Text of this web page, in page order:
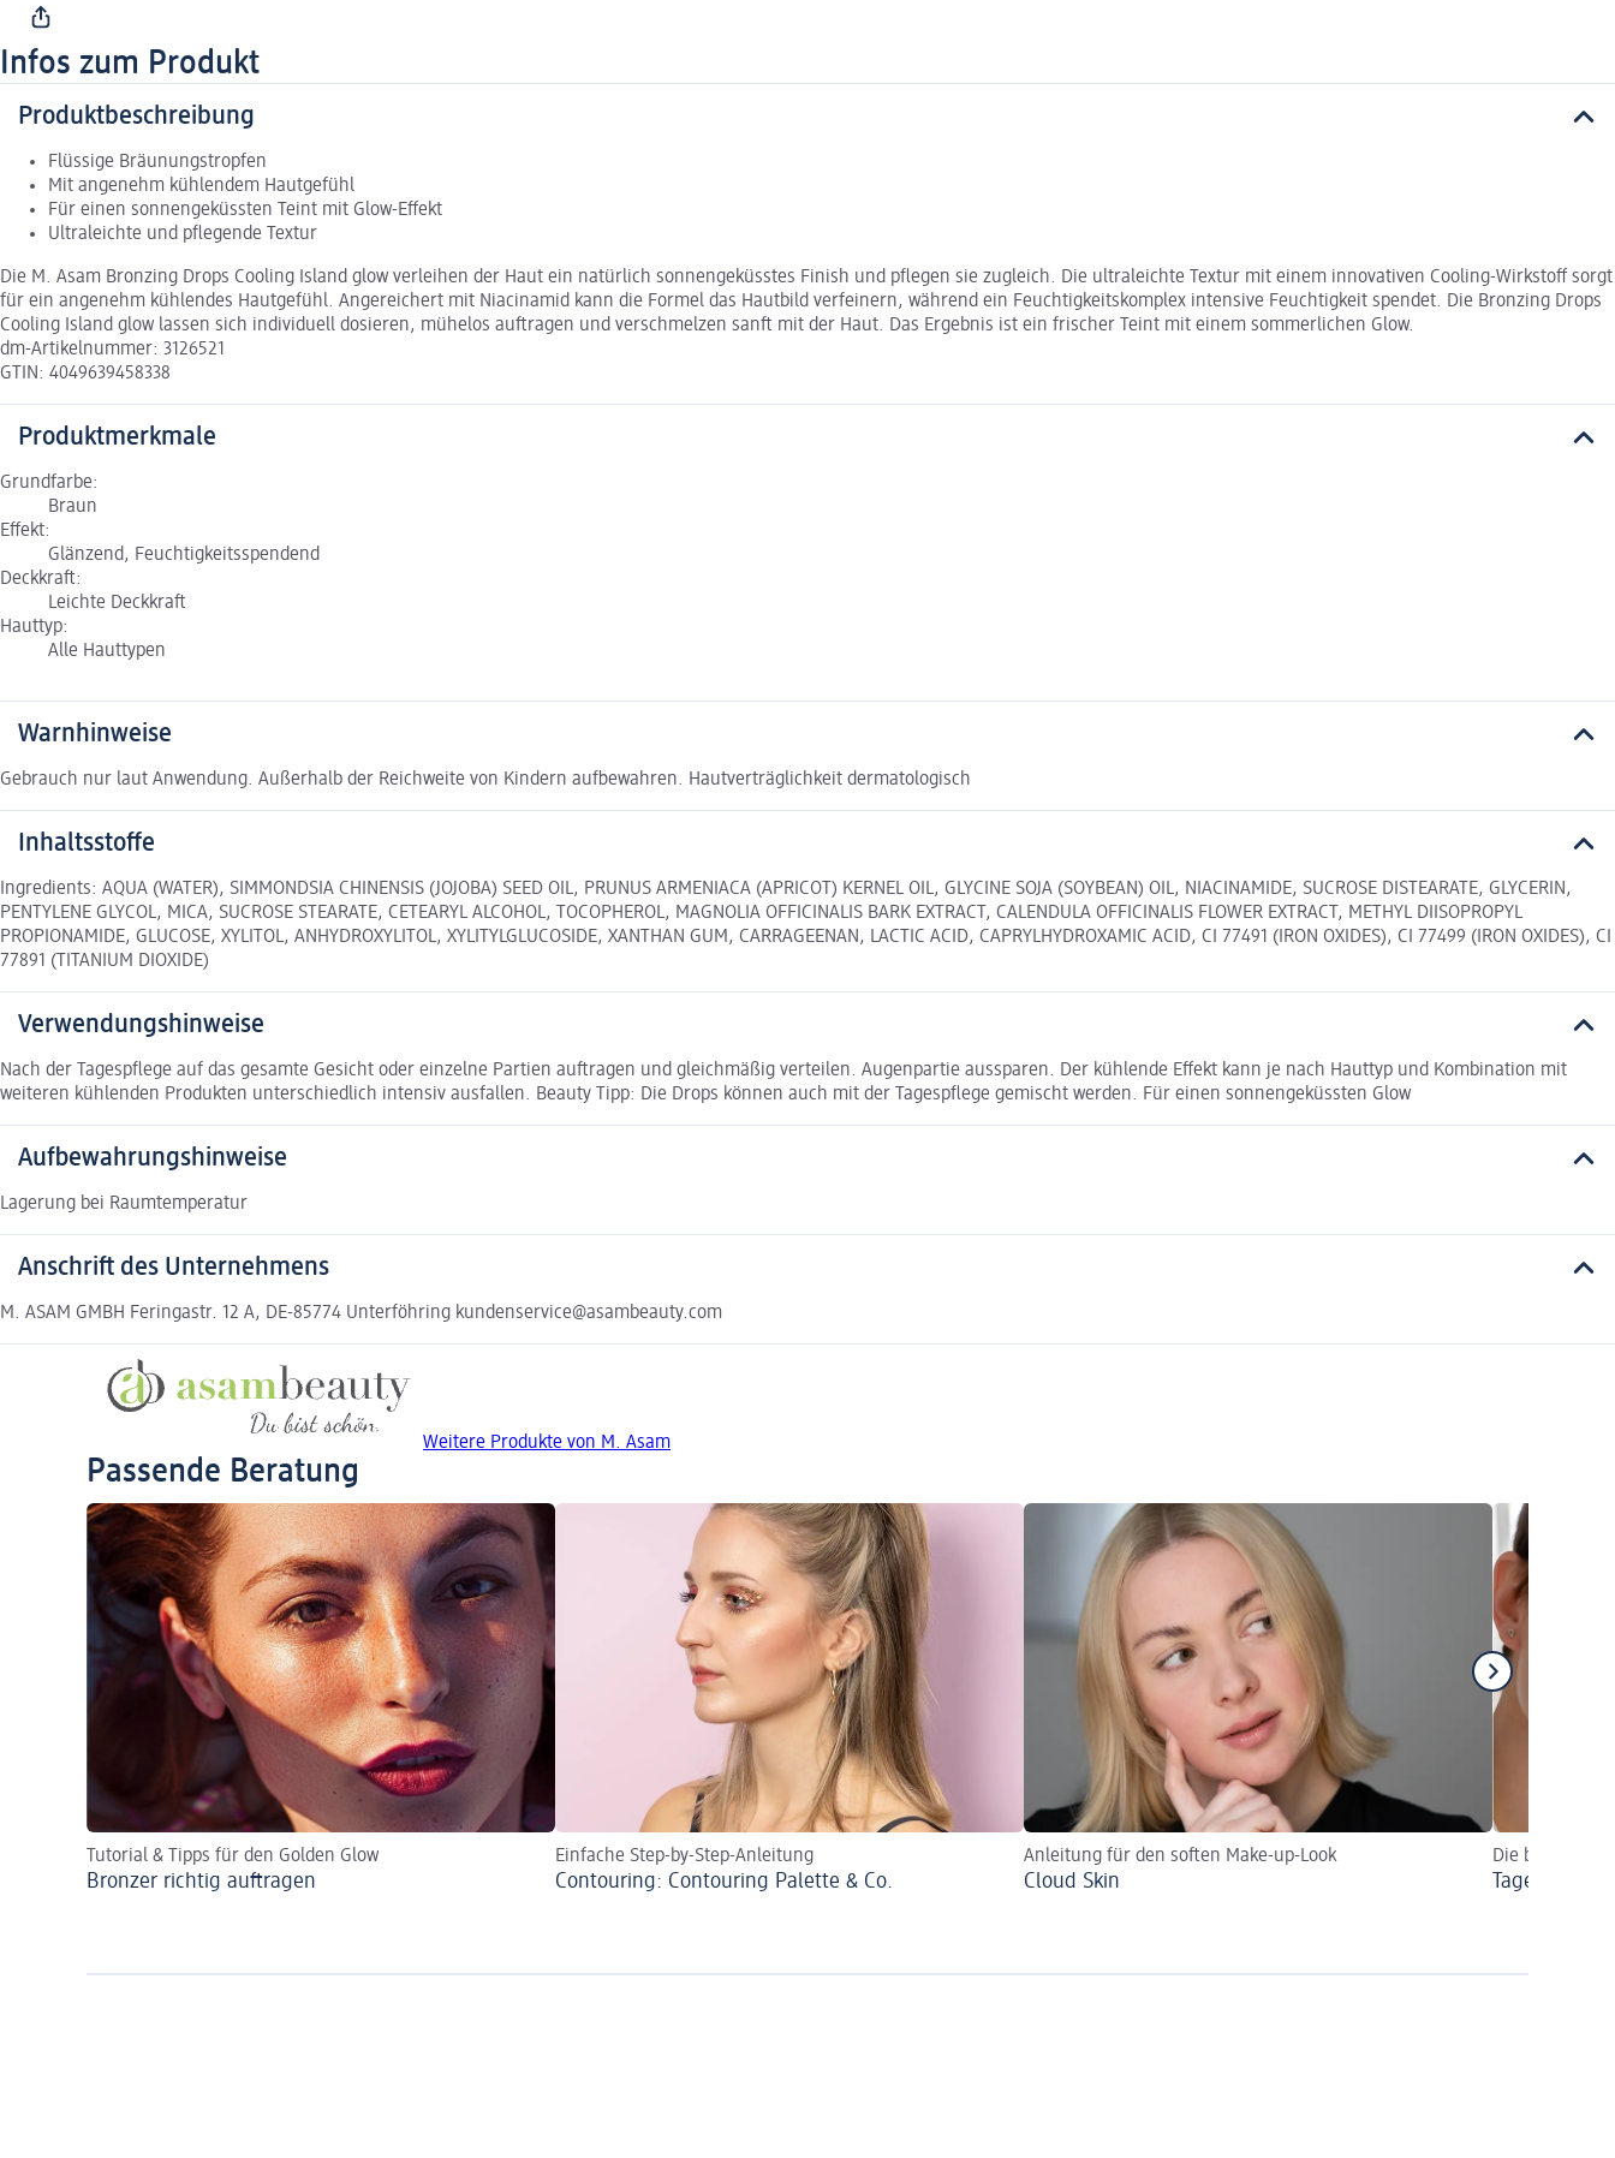
Infos zum Produkt
Produktbeschreibung
Flüssige Bräunungstropfen
Mit angenehm kühlendem Hautgefühl
Für einen sonnengeküssten Teint mit Glow-Effekt
Ultraleichte und pflegende Textur
Die M. Asam Bronzing Drops Cooling Island glow verleihen der Haut ein natürlich sonnengeküsstes Finish und pflegen sie zugleich. Die ultraleichte Textur mit einem innovativen Cooling-Wirkstoff sorgt
für ein angenehm kühlendes Hautgefühl. Angereichert mit Niacinamid kann die Formel das Hautbild verfeinern, während ein Feuchtigkeitskomplex intensive Feuchtigkeit spendet. Die Bronzing Drops
Cooling Island glow lassen sich individuell dosieren, mühelos auftragen und verschmelzen sanft mit der Haut. Das Ergebnis ist ein frischer Teint mit einem sommerlichen Glow.
dm-Artikelnummer: 3126521
GTIN: 4049639458338
Produktmerkmale
Grundfarbe:
Braun
Effekt:
Glänzend, Feuchtigkeitsspendend
Deckkraft:
Leichte Deckkraft
Hauttyp:
Alle Hauttypen
Warnhinweise
Gebrauch nur laut Anwendung. Außerhalb der Reichweite von Kindern aufbewahren. Hautverträglichkeit dermatologisch
Inhaltsstoffe
Ingredients: AQUA (WATER), SIMMONDSIA CHINENSIS (JOJOBA) SEED OIL, PRUNUS ARMENIACA (APRICOT) KERNEL OIL, GLYCINE SOJA (SOYBEAN) OIL, NIACINAMIDE, SUCROSE DISTEARATE, GLYCERIN,
PENTYLENE GLYCOL, MICA, SUCROSE STEARATE, CETEARYL ALCOHOL, TOCOPHEROL, MAGNOLIA OFFICINALIS BARK EXTRACT, CALENDULA OFFICINALIS FLOWER EXTRACT, METHYL DIISOPROPYL
PROPIONAMIDE, GLUCOSE, XYLITOL, ANHYDROXYLITOL, XYLITYLGLUCOSIDE, XANTHAN GUM, CARRAGEENAN, LACTIC ACID, CAPRYLHYDROXAMIC ACID, CI 77491 (IRON OXIDES), CI 77499 (IRON OXIDES), CI
77891 (TITANIUM DIOXIDE)
Verwendungshinweise
Nach der Tagespflege auf das gesamte Gesicht oder einzelne Partien auftragen und gleichmäßig verteilen. Augenpartie aussparen. Der kühlende Effekt kann je nach Hauttyp und Kombination mit
weiteren kühlenden Produkten unterschiedlich intensiv ausfallen. Beauty Tipp: Die Drops können auch mit der Tagespflege gemischt werden. Für einen sonnengeküssten Glow
Aufbewahrungshinweise
Lagerung bei Raumtemperatur
Anschrift des Unternehmens
M. ASAM GMBH Feringastr. 12 A, DE-85774 Unterföhring kundenservice@asambeauty.com
Weitere Produkte von M. Asam
Passende Beratung
Tutorial & Tipps für den Golden Glow
Bronzer richtig auftragen
Einfache Step-by-Step-Anleitung
Contouring: Contouring Palette & Co.
Anleitung für den soften Make-up-Look
Cloud Skin
Die besten
Tages-Make-